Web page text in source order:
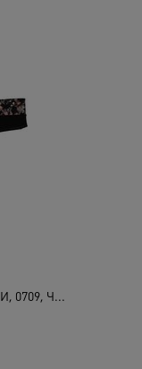
0709, Ч...